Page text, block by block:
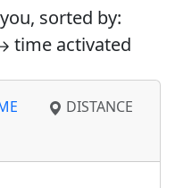
sorted by:
time activated
DISTANCE